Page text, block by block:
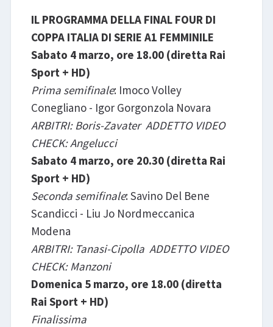
IL PROGRAMMA DELLA FINAL FOUR DI
COPPA ITALIA DI SERIE A1 FEMMINILE
Sabato 4 marzo, ore 18.00 (diretta Rai
Sport + HD)
Prima semifinale: Imoco Volley
Conegliano - Igor Gorgonzola Novara
ARBITRI: Boris-Zavater ADDETTO VIDEO
CHECK: Angelucci
Sabato 4 marzo, ore 20.30 (diretta Rai
Sport + HD)
Seconda semifinale: Savino Del Bene
Scandicci - Liu Jo Nordmeccanica
Modena
ARBITRI: Tanasi-Cipolla ADDETTO VIDEO
CHECK: Manzoni
Domenica 5 marzo, ore 18.00 (diretta
Rai Sport + HD)
Finalissima